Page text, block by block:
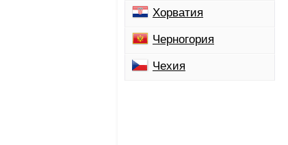
Хорватия
Черногория
Чехия